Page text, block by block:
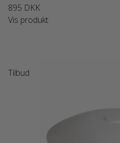
895 DKK
Vis produkt
Tilbud